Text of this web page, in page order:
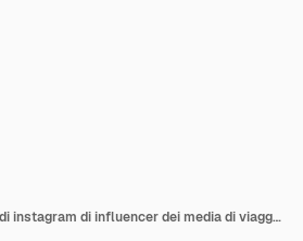
Raccolta di storie di instagram di influencer dei media di viaggio